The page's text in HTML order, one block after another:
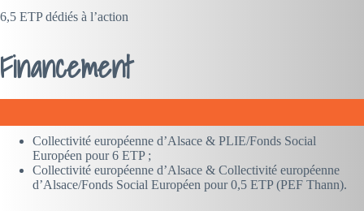
6,5 ETP dédiés à l’action
Financement
Collectivité européenne d’Alsace & PLIE/Fonds Social
Européen pour 6 ETP ;
Collectivité européenne d’Alsace & Collectivité européenne
d’Alsace/Fonds Social Européen pour 0,5 ETP (PEF Thann).